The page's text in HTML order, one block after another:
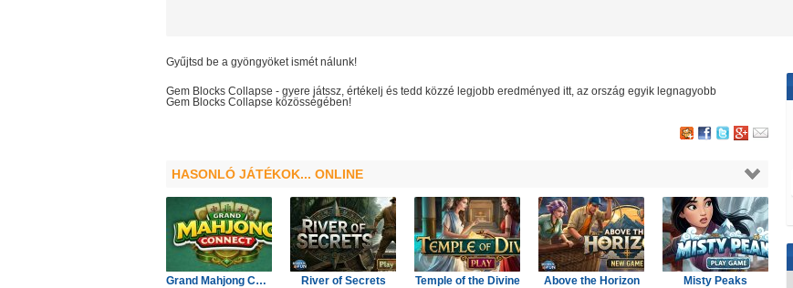
Gyűjtsd be a gyöngyöket ismét nálunk!
Gem Blocks Collapse - gyere játssz, értékelj és tedd közzé legjobb eredményed itt, az ország egyik legnagyobb
Gem Blocks Collapse közösségében!
HASONLÓ JÁTÉKOK... ONLINE
Grand Mahjong Connect River of Secrets Temple of the Divine Above the Horizon Misty Peaks